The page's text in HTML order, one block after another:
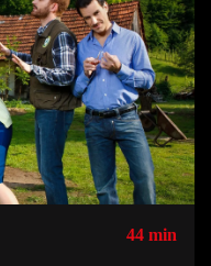
44 min